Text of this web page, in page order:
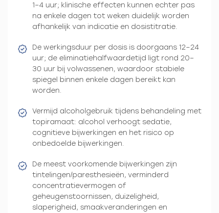
1–4 uur; klinische effecten kunnen echter pas
na enkele dagen tot weken duidelijk worden
afhankelijk van indicatie en dosistitratie.
De werkingsduur per dosis is doorgaans 12–24
uur; de eliminatiehalfwaardetijd ligt rond 20–
30 uur bij volwassenen, waardoor stabiele
spiegel binnen enkele dagen bereikt kan
worden.
Vermijd alcoholgebruik tijdens behandeling met
topiramaat: alcohol verhoogt sedatie,
cognitieve bijwerkingen en het risico op
onbedoelde bijwerkingen.
De meest voorkomende bijwerkingen zijn
tintelingen/paresthesieën, verminderd
concentratievermogen of
geheugenstoornissen, duizeligheid,
slaperigheid, smaakveranderingen en